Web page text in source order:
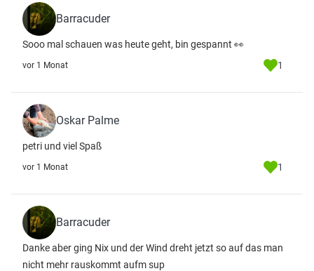
Barracuder
Sooo mal schauen was heute geht, bin gespannt 👀
vor 1 Monat 1
Oskar Palme
petri und viel Spaß
vor 1 Monat 1
Barracuder
Danke aber ging Nix und der Wind dreht jetzt so auf das man
nicht mehr rauskommt aufm sup